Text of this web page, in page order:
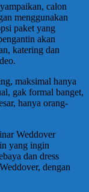
calon
menggunakan
paket yang
akan
katering dan
maksimal hanya
gak formal banget,
hanya orang-
Weddover
yang ingin
dan dress
dengan